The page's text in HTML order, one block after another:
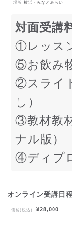
場所 横浜・みなとみらい
対面受講
①レッス
⑤お飲み
②スライ
し）
③教材教
ナル版）
④ディプ
オンライン受講日程
価格(税込) ¥28,000